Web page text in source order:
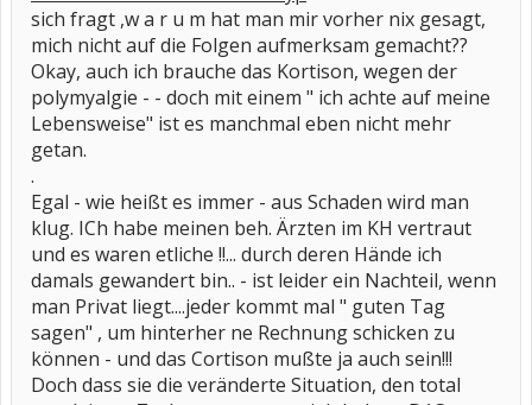
sich fragt ,w a r u m hat man mir vorher nix gesagt,
mich nicht auf die Folgen aufmerksam gemacht??
Okay, auch ich brauche das Kortison, wegen der
polymyalgie - - doch mit einem " ich achte auf meine
Lebensweise" ist es manchmal eben nicht mehr
getan.
.
Egal - wie heißt es immer - aus Schaden wird man
klug. ICh habe meinen beh. Ärzten im KH vertraut
und es waren etliche !!... durch deren Hände ich
damals gewandert bin.. - ist leider ein Nachteil, wenn
man Privat liegt....jeder kommt mal " guten Tag
sagen" , um hinterher ne Rechnung schicken zu
können - und das Cortison mußte ja auch sein!!!
Doch dass sie die veränderte Situation, den total